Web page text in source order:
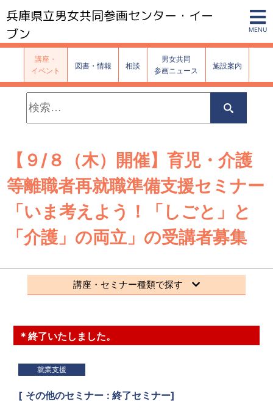
兵庫県立男女共同参画センター・イー
ブン
MENU
講座・
イベント
図書・情報 相談
男女共同
参画ニュース
施設案内
索:
検
索
【９/８（木）開催】育児・介護
等離職者再就職準備支援セミナー
「いま考えよう！「しごと」と
「介護」の両立」の受講者募集
講座・セミナー種類で探す
＊終了いたしました。
就業支援
[ その他のセミナー 終了セミナー]